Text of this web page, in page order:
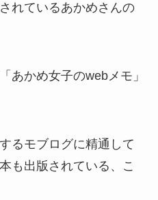
れているあかめさんの
あかめ女子のwebメモ」
るモブログに精通して
も出版されている、こ